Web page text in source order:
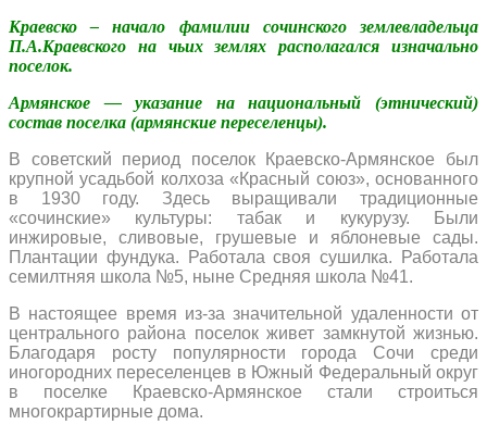
Краевско – начало фамилии сочинского землевладельца
П.А.Краевского на чьих землях располагался изначально
поселок.
Армянское — указание на национальный (этнический)
состав поселка (армянские переселенцы).
В советский период поселок Краевско-Армянское был
крупной усадьбой колхоза «Красный союз», основанного
в 1930 году. Здесь выращивали традиционные
«сочинские» культуры: табак и кукурузу. Были
инжировые, сливовые, грушевые и яблоневые сады.
Плантации фундука. Работала своя сушилка. Работала
семилтняя школа №5, ныне Средняя школа №41.
В настоящее время из-за значительной удаленности от
центрального района поселок живет замкнутой жизнью.
Благодаря росту популярности города Сочи среди
иногородних переселенцев в Южный Федеральный округ
в поселке Краевско-Армянское стали строиться
многокрартирные дома.